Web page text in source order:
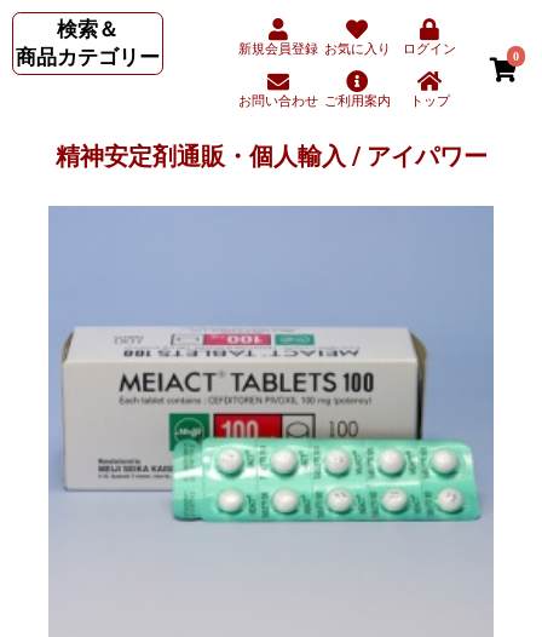
検索＆
商品カテゴリー
新規会員登録 お気に入り ログイン
お問い合わせ ご利用案内 トップ
0
精神安定剤通販・個人輸入 / アイパワー